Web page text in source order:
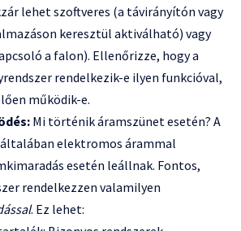
lehet szoftveres (a távirányítón vagy
keresztül aktiválható) vagy
a falon). Ellenőrizze, hogy a
rendelkezik-e ilyen funkcióval,
működik-e.
Mi történik áramszünet esetén? A
elektromos árammal
esetén leállnak. Fontos,
rendelkezzen valamilyen
. Ez lehet: